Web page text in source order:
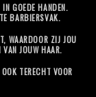
GOEDE HANDEN.
BARBIERSVAK.
WAARDOOR ZIJ JOU
VAN JOUW HAAR.
TERECHT VOOR